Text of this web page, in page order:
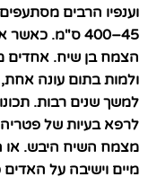
וענפיו הרבים
הצמח בן שיח. אחדים
ולמות בתום עונה אחת,
למשך שנים רבות.
לרפא בעיות של
מצמח השיח היבש.
מיים וישיבה על